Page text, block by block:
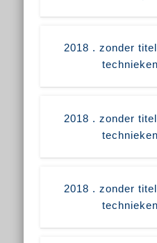
2018 . zonder
2018 . zonder
2018 . zonder